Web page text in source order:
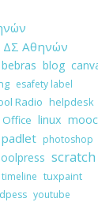
ΔΣ Αθηνών
bebras blog
esafety label
Radio helpdesk
linux mooc
padlet photoshop
scratch
timeline tuxpaint
youtube